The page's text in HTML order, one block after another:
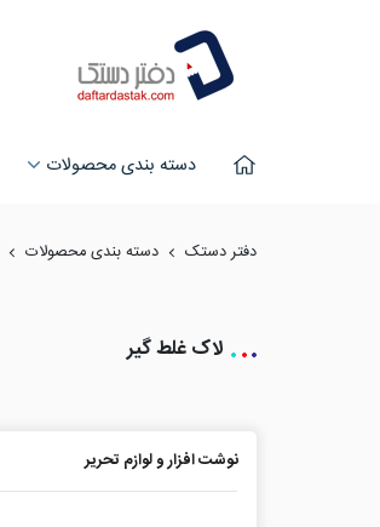
دسته بندی محصولات
دفتر دستک دسته بندی محصولات
لاک غلط گیر
نوشت افزار و لوازم تحریر